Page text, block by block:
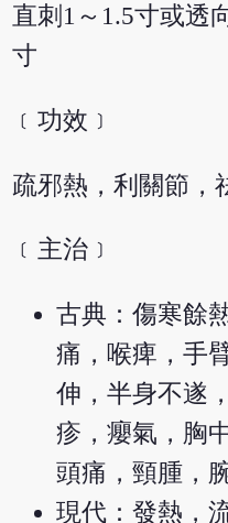
直刺1～1.5寸或透
寸
﹝功效﹞
疏邪熱，利關節，
﹝主治﹞
古典：傷寒餘
痛，喉痺，手
伸，半身不遂
疹，癭氣，胸
頭痛，頸腫，
現代：發熱，